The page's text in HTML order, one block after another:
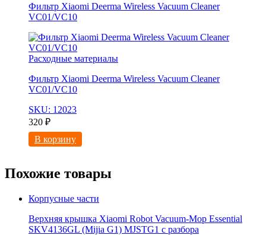
Фильтр Xiaomi Deerma Wireless Vacuum Cleaner
VC01/VC10
Расходные материалы
Фильтр Xiaomi Deerma Wireless Vacuum Cleaner
VC01/VC10
SKU: 12023
320 ₽
В корзину
Похожие товары
Корпусные части
Верхняя крышка Xiaomi Robot Vacuum-Mop Essential
SKV4136GL (Mijia G1) MJSTG1 с разбора